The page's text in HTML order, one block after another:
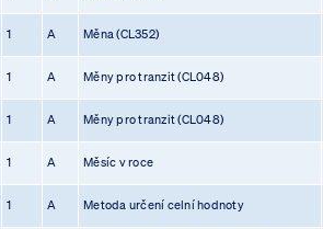
1 A Měna (CL352)
1 A Měny pro tranzit (CL048)
1 A Měny pro tranzit (CL048)
1 A Měsíc v roce
1 A Metoda určení celní hodnoty